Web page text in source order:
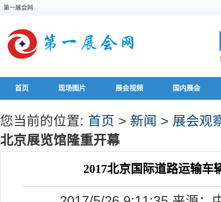
第一展会网
首页 现场图片 展会视频 国内展会
您当前的位置: 首页 > 新闻 > 展会观
北京展览馆隆重开幕
2017北京国际道路运输车